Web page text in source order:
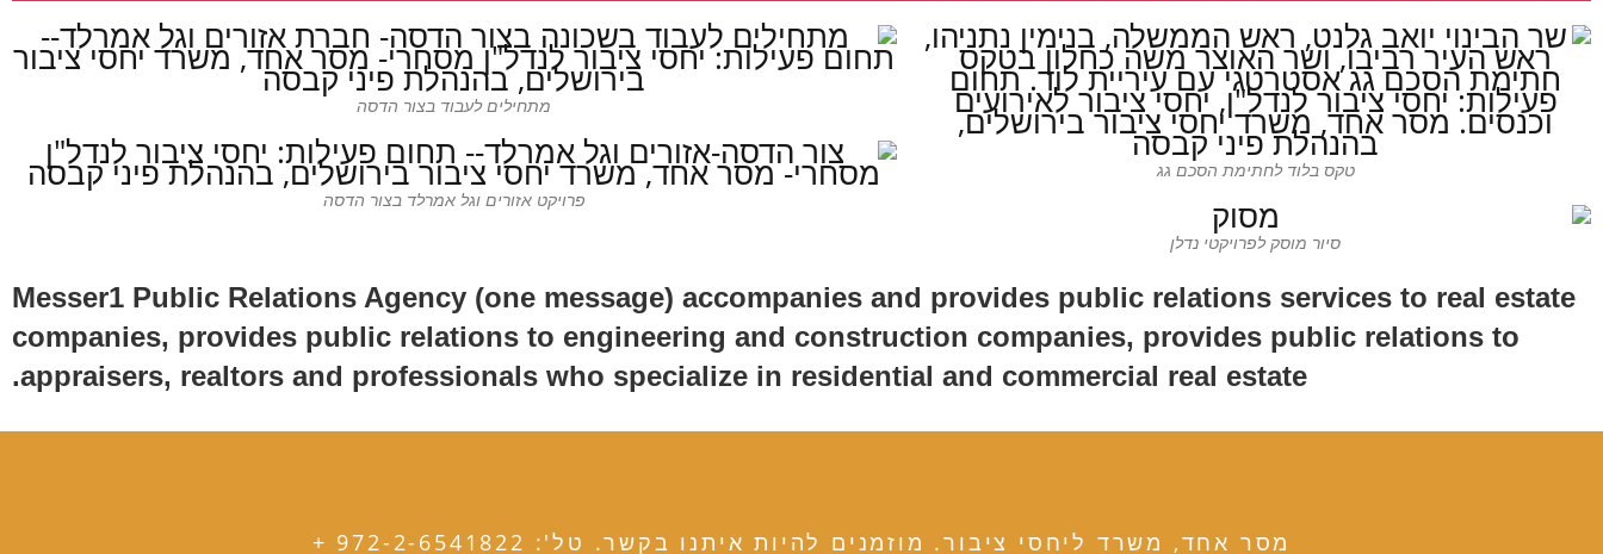
טקס בלוד לחתימת הסכם גג
סיור מוסק לפרויקטי נדלן
מתחילים לעבוד בצור הדסה
פרויקט אזורים וגל אמרלד בצור הדסה
Messer1 Public Relations Agency (one message) accompanies and provides public relations services to real estate
companies, provides public relations to engineering and construction companies, provides public relations to
appraisers, realtors and professionals who specialize in residential and commercial real estate.
מסר אחד, משרד ליחסי ציבור. מוזמנים להיות איתנו בקשר. טל': 972-2-6541822 +